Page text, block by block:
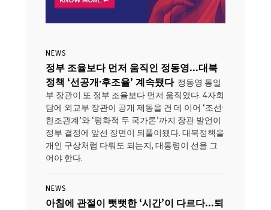
NEWS
정부 조율보다 먼저 움직인 정동영…대북
정책 ‘선공개·후조율’ 계속됐다 정동영 통일
부 장관이 또 정부 조율보다 먼저 움직였다. 4자회
담에 외교부 장관이 공개 제동을 건 데 이어 ‘조선·
한조관계’와 ‘평화적 두 국가론’까지 장관 발언이
정부 결정에 앞선 장면이 되풀이됐다. 대북정책을
개인 구상처럼 다뤄도 되는지, 대통령이 선을 그
어야 한다.
NEWS
아침에 관절이 뻣뻣한 ‘시간’이 다르다…퇴